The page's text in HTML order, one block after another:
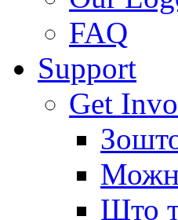
FAQ
Support
Get
Што